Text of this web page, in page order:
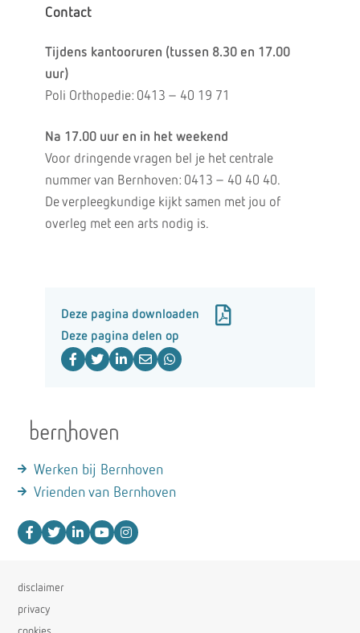
Contact
Tijdens kantooruren (tussen 8.30 en 17.00
uur)
Poli Orthopedie: 0413 – 40 19 71
Na 17.00 uur en in het weekend
Voor dringende vragen bel je het centrale
nummer van Bernhoven: 0413 – 40 40 40.
De verpleegkundige kijkt samen met jou of
overleg met een arts nodig is.
Deze pagina downloaden
Deze pagina delen op
Werken bij Bernhoven
Vrienden van Bernhoven
disclaimer
privacy